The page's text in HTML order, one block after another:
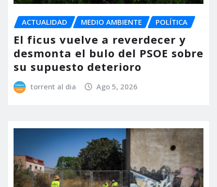
ACTUALIDAD MEDIO AMBIENTE POLÍTICA
El ficus vuelve a reverdecer y
desmonta el bulo del PSOE sobre
su supuesto deterioro
torrent al dia Ago 5, 2026